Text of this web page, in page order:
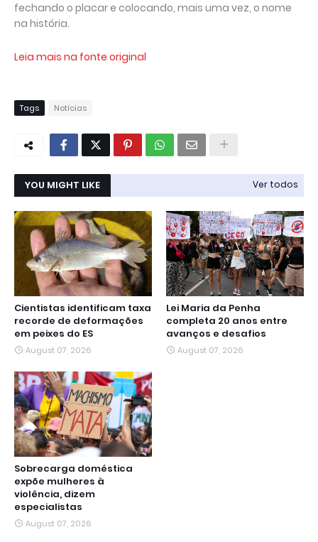
fechando o placar e colocando, mais uma vez, o nome
na história.
Leia mais na fonte original
Tags Notícias
YOU MIGHT LIKE Ver todos
Cientistas identificam taxa
recorde de deformações
em peixes do ES
August 07, 2026
Lei Maria da Penha
completa 20 anos entre
avanços e desafios
August 07, 2026
Sobrecarga doméstica
expõe mulheres à
violência, dizem
especialistas
August 07, 2026